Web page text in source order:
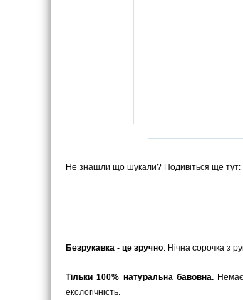
Не знашли що шукали? Подивіться ще тут:
Безрукавка - це зручно. Нічна сорочка з
Тільки 100% натуральна бавовна.Немає
екологічність.